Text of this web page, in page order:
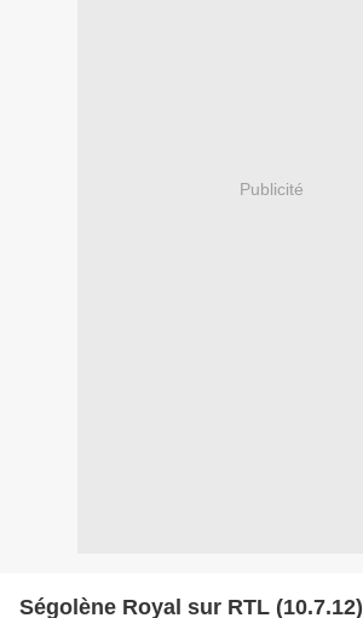
Publicité
Ségolène Royal sur RTL (10.7.12)